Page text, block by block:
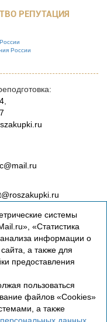
РЕПУТАЦИЯ
России
,
системы
«Статистика
информации о
а также для
предоставления
пользоваться
файлов «Cookies»
а также